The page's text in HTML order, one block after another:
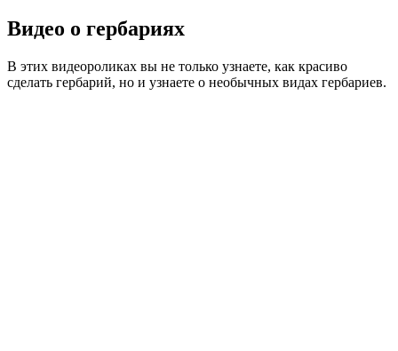
Видео о гербариях
В этих видеороликах вы не только узнаете, как красиво
сделать гербарий, но и узнаете о необычных видах гербариев.